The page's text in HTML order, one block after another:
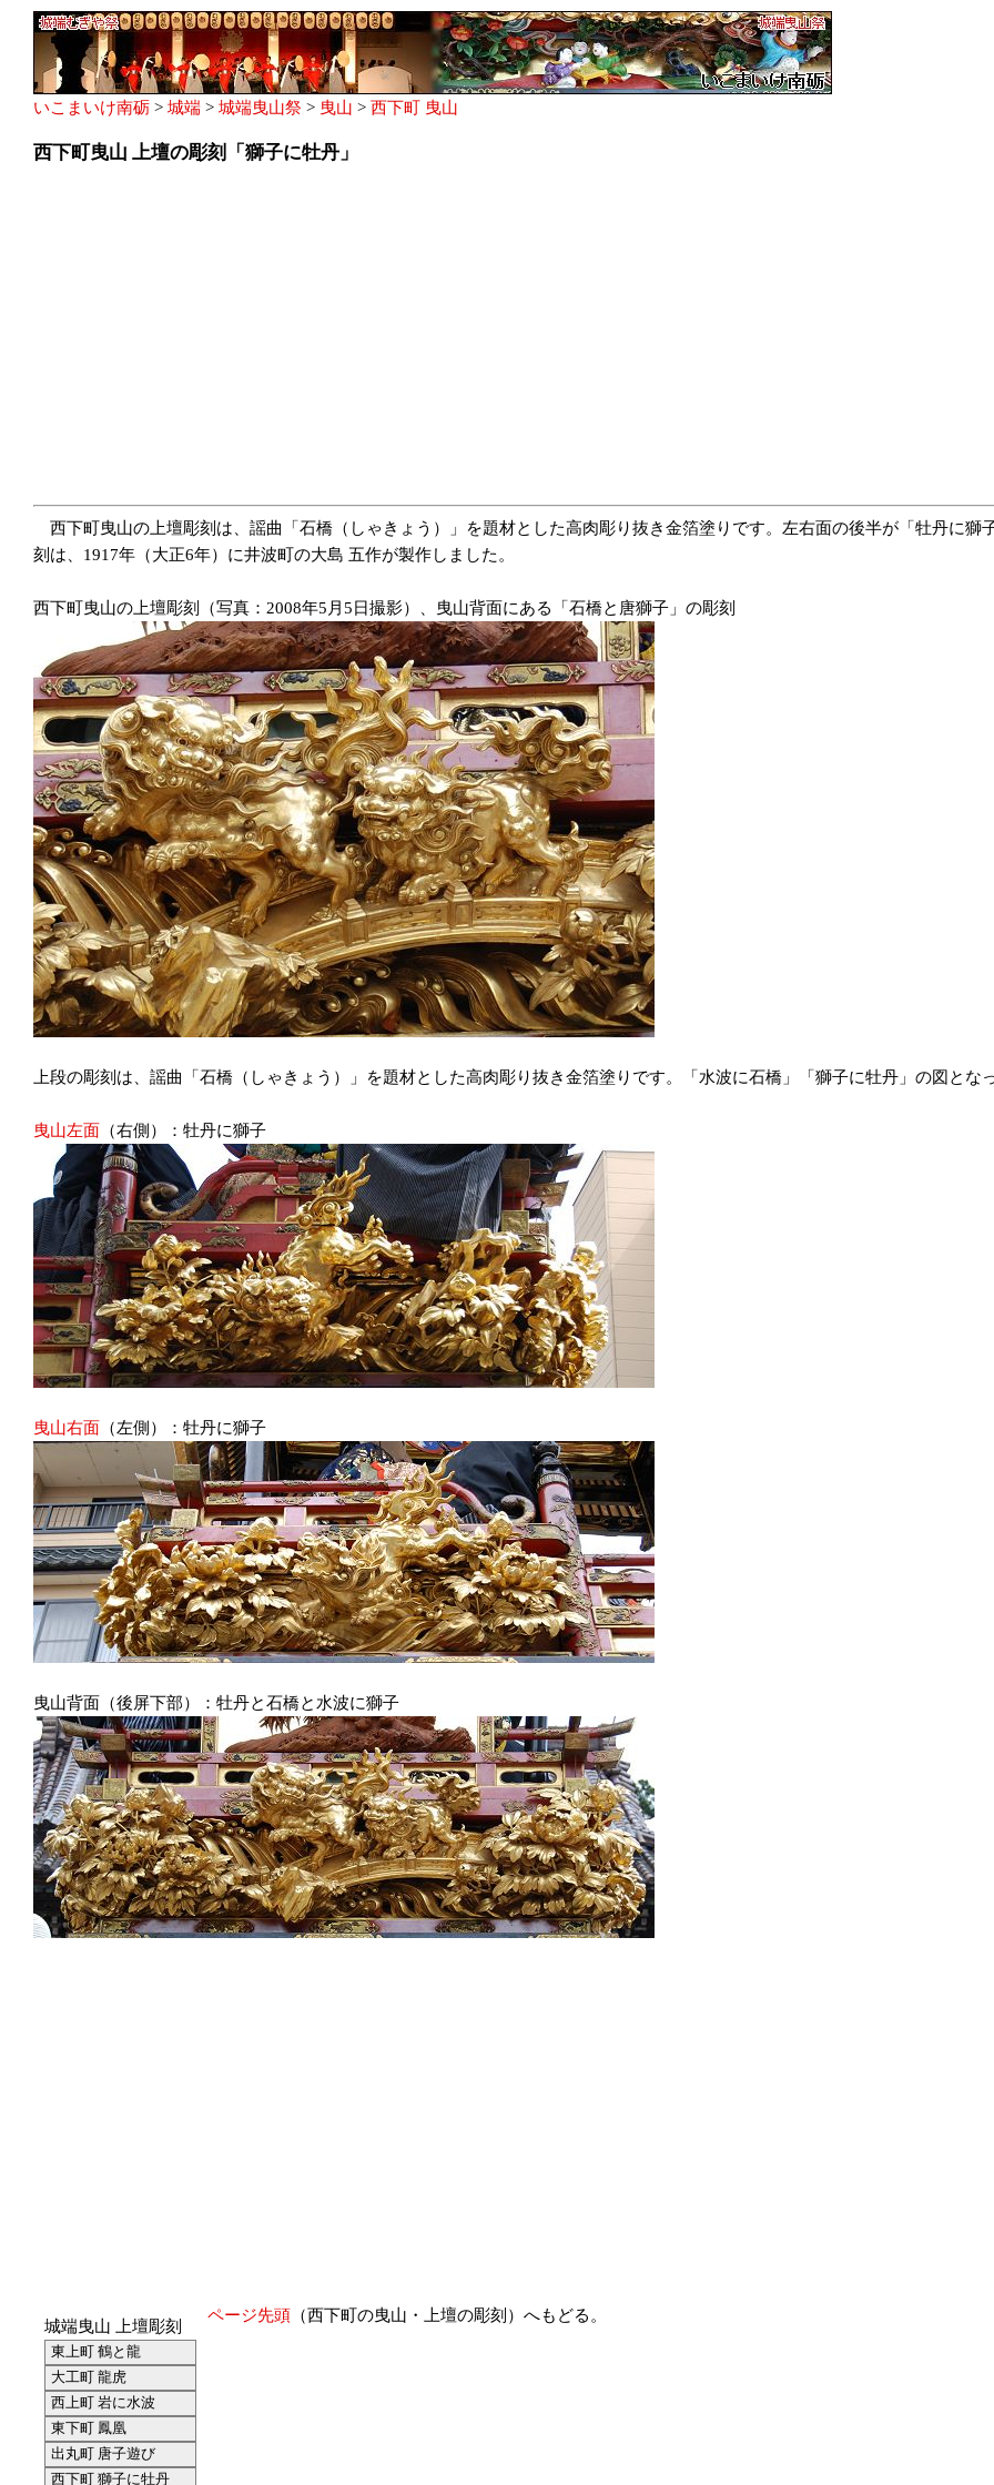
いこまいけ南砺 > 城端 > 城端曳山祭 > 曳山 > 西下町 曳山
西下町曳山 上壇の彫刻「獅子に牡丹」
西下町曳山の上壇彫刻は、謡曲「石橋（しゃきょう）」を題材とした高肉彫り抜き金箔塗りです。左右面の後半が「牡丹に獅
刻は、1917年（大正6年）に井波町の大島 五作が製作しました。
西下町曳山の上壇彫刻（写真：2008年5月5日撮影）、曳山背面にある「石橋と唐獅子」の彫刻
上段の彫刻は、謡曲「石橋（しゃきょう）」を題材とした高肉彫り抜き金箔塗りです。「水波に石橋」「獅子に牡丹」の図とな
曳山左面 （右側）：牡丹に獅子
曳山右面 （左側）：牡丹に獅子
曳山背面（後屏下部）：牡丹と石橋と水波に獅子
ページ先頭 （西下町の曳山・上壇の彫刻）へもどる。
城端曳山 上壇彫刻
東上町 鶴と龍
大工町 龍虎
西上町 岩に水波
東下町 鳳凰
出丸町 唐子遊び
西下町 獅子に牡丹